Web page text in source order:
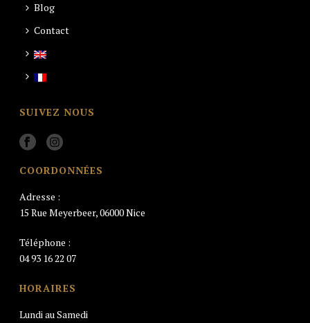
Blog
Contact
SUIVEZ NOUS
COORDONNÉES
Adresse :
15 Rue Meyerbeer, 06000 Nice
Téléphone :
04 93 16 22 07
HORAIRES
Lundi au Samedi